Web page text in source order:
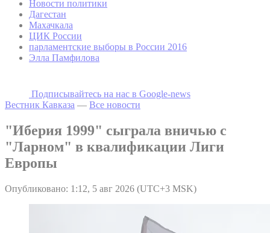
Новости политики
Дагестан
Махачкала
ЦИК России
парламентские выборы в России 2016
Элла Памфилова
Подписывайтесь на наc в Google-news
Вестник Кавказа — Все новости
"Иберия 1999" сыграла вничью с
"Ларном" в квалификации Лиги
Европы
Опубликовано: 1:12, 5 авг 2026 (UTC+3 MSK)